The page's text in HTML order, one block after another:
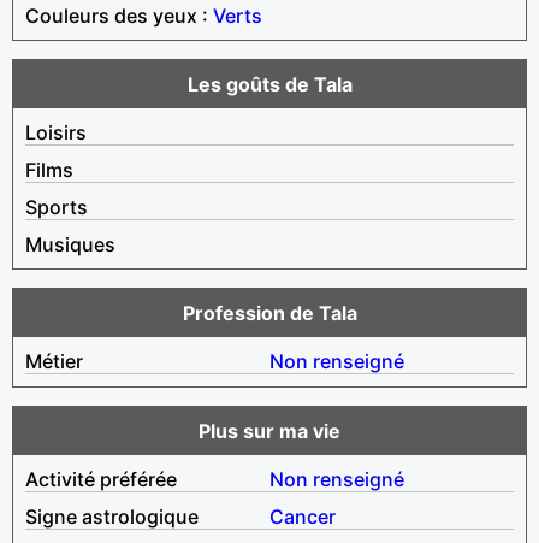
Couleurs des yeux : Verts
Les goûts de Tala
Loisirs
Films
Sports
Musiques
Profession de Tala
Métier
Non renseigné
Plus sur ma vie
Activité préférée
Non renseigné
Signe astrologique
Cancer